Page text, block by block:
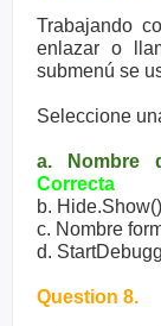
Trabajando
enlazar o
submenú se
Seleccione
a. Nombre
Correcta
b. Hide.Show()
c. Nombre
d.
Question 8.